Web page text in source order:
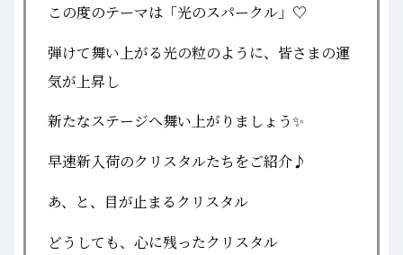
この度のテーマは「光のスパークル」♡
弾けて舞い上がる光の粒のように、皆さまの運
気が上昇し
新たなステージへ舞い上がりましょう✨
早速新入荷のクリスタルたちをご紹介♪
あ、と、目が止まるクリスタル
どうしても、心に残ったクリスタル